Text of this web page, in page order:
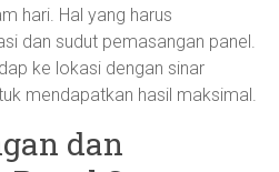
hari. Hal yang harus
dan sudut pemasangan panel.
ke lokasi dengan sinar
mendapatkan hasil maksimal.
dan